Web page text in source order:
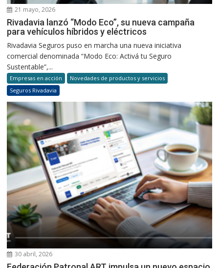
21 mayo, 2026
Rivadavia lanzó “Modo Eco”, su nueva campaña
para vehículos híbridos y eléctricos
Rivadavia Seguros puso en marcha una nueva iniciativa
comercial denominada “Modo Eco: Activá tu Seguro
Sustentable”,...
Empresas en acción
Novedades de productos y servicios
Seguros Rivadavia
30 abril, 2026